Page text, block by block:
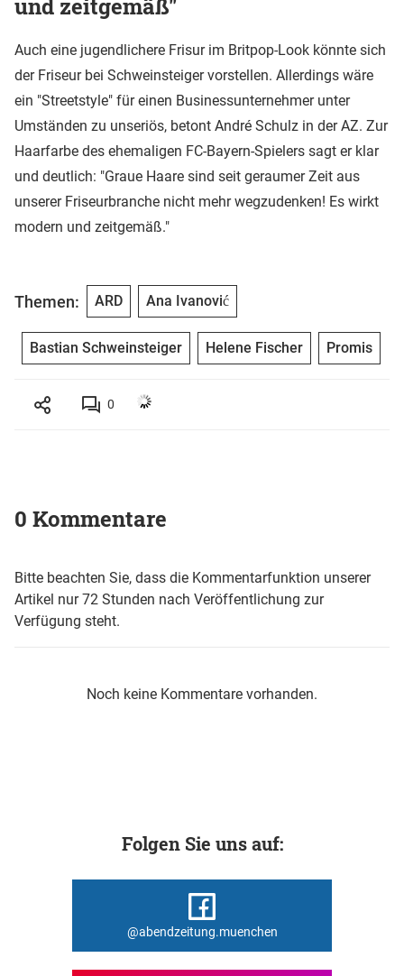
und zeitgemäß"
Auch eine jugendlichere Frisur im Britpop-Look könnte sich
der Friseur bei Schweinsteiger vorstellen. Allerdings wäre
ein "Streetstyle" für einen Businessunternehmer unter
Umständen zu unseriös, betont André Schulz in der AZ. Zur
Haarfarbe des ehemaligen FC-Bayern-Spielers sagt er klar
und deutlich: "Graue Haare sind seit geraumer Zeit aus
unserer Friseurbranche nicht mehr wegzudenken! Es wirkt
modern und zeitgemäß."
Themen: ARD Ana Ivanović
Bastian Schweinsteiger Helene Fischer Promis
0
0 Kommentare
Bitte beachten Sie, dass die Kommentarfunktion unserer
Artikel nur 72 Stunden nach Veröffentlichung zur
Verfügung steht.
Noch keine Kommentare vorhanden.
Folgen Sie uns auf:
@abendzeitung.muenchen